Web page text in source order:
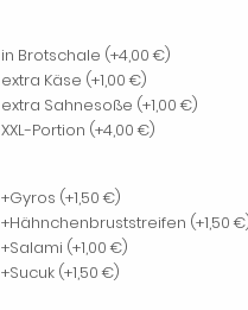
in Brotschale (+4,00 €)
extra Käse (+1,00 €)
extra Sahnesoße (+1,00 €)
XXL-Portion (+4,00 €)
+Gyros (+1,50 €)
+Hähnchenbruststreifen (+1,50
+Salami (+1,00 €)
+Sucuk (+1,50 €)